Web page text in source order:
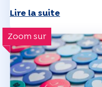
Lire la suite
Zoom sur